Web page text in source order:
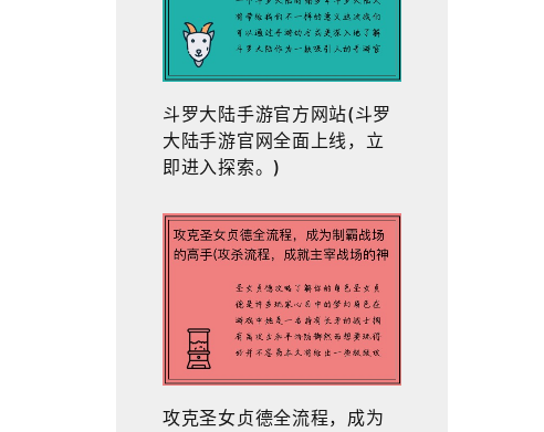
斗罗大陆手游官方网站(斗罗
大陆手游官网全面上线，立
即进入探索。)
攻克圣女贞德全流程，成为